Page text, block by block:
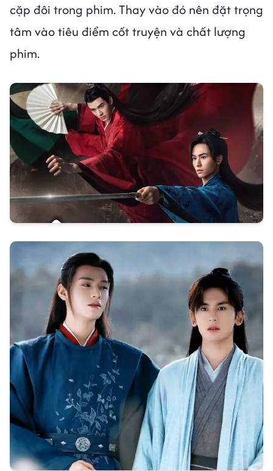
cặp đôi trong phim. Thay vào đó nên đặt trọng
tâm vào tiêu điểm cốt truyện và chất lượng
phim.